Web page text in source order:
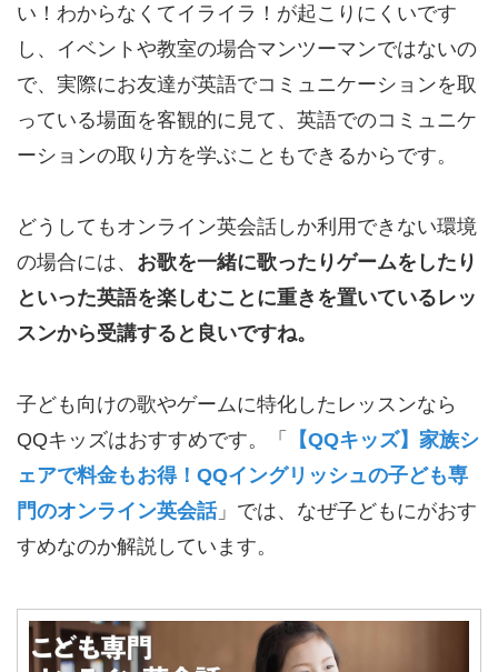
い！わからなくてイライラ！が起こりにくいです
し、イベントや教室の場合マンツーマンではないの
で、実際にお友達が英語でコミュニケーションを取
っている場面を客観的に見て、英語でのコミュニケ
ーションの取り方を学ぶこともできるからです。
どうしてもオンライン英会話しか利用できない環境
の場合には、 お歌を一緒に歌ったりゲームをしたり
といった英語を楽しむことに重きを置いているレッ
スンから受講すると良いですね。
子ども向けの歌やゲームに特化したレッスンなら
QQキッズはおすすめです。「
【QQキッズ】家族シ
ェアで料金もお得！QQイングリッシュの子ども専
門のオンライン英会話」では、なぜ子どもにがおす
すめなのか解説しています。